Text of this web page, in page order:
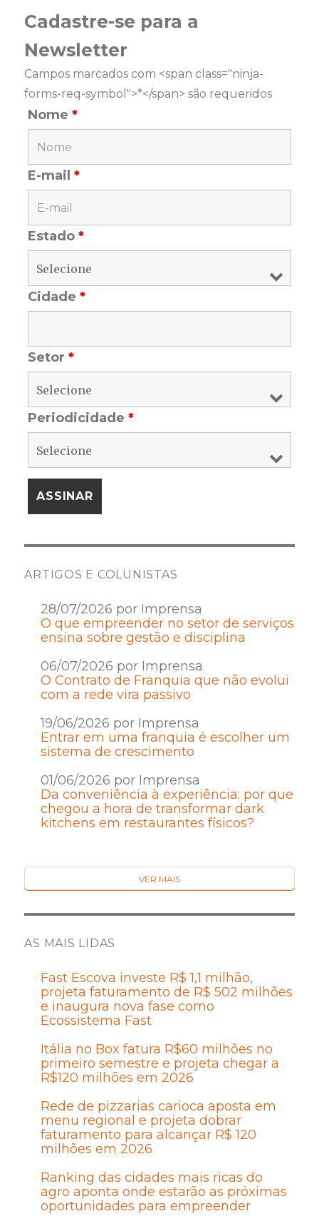
Cadastre-se para a
Newsletter
Campos marcados com <span class="ninja-
forms-req-symbol">*</span> são requeridos
Nome*
E-mail*
Estado*
Cidade*
Setor*
Periodicidade*
ARTIGOS E COLUNISTAS
28/07/2026 por Imprensa
O que empreender no setor de serviços
ensina sobre gestão e disciplina
06/07/2026 por Imprensa
O Contrato de Franquia que não evolui
com a rede vira passivo
19/06/2026 por Imprensa
Entrar em uma franquia é escolher um
sistema de crescimento
01/06/2026 por Imprensa
Da conveniência à experiência: por que
chegou a hora de transformar dark
kitchens em restaurantes físicos?
VER MAIS
AS MAIS LIDAS
Fast Escova investe R$ 1,1 milhão,
projeta faturamento de R$ 502 milhões
e inaugura nova fase como
Ecossistema Fast
Itália no Box fatura R$60 milhões no
primeiro semestre e projeta chegar a
R$120 milhões em 2026
Rede de pizzarias carioca aposta em
menu regional e projeta dobrar
faturamento para alcançar R$ 120
milhões em 2026
Ranking das cidades mais ricas do
agro aponta onde estarão as próximas
oportunidades para empreender